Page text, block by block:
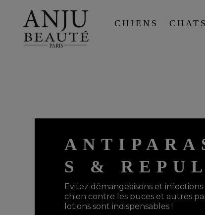
CHIENS CHATS
S &
Evitez démangeaisons et
chien contre les puces et autres
lotions sont indispensables !